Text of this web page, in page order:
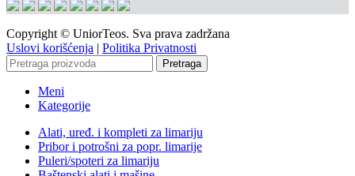
Copyright © UniorTeos. Sva prava zadržana
Uslovi korišćenja | Politika Privatnosti
Pretraga
Meni
Kategorije
Alati, uređ. i kompleti za limariju
Pribor i potrošni za popr. limarije
Puleri/spoteri za limariju